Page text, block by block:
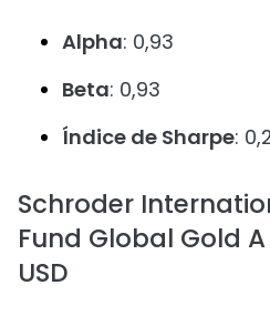
Alpha: 0,93
Beta: 0,93
Índice de Sharpe:
Schroder
Fund Global Gold
USD